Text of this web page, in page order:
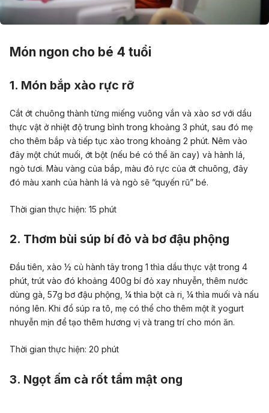
Món ngon cho bé 4 tuổi
1. Món bắp xào rực rỡ
Cắt ớt chuông thành từng miếng vuông vắn và xào sơ với dầu
thực vật ở nhiệt độ trung bình trong khoảng 3 phút, sau đó mẹ
cho thêm bắp và tiếp tục xào trong khoảng 2 phút. Nêm vào
đây một chút muối, ớt bột (nếu bé có thể ăn cay) và hành lá,
ngò tươi. Màu vàng của bắp, màu đỏ rực của ớt chuông, đây
đó màu xanh của hành lá và ngò sẽ “quyến rũ” bé.
Thời gian thực hiện: 15 phút
2. Thơm bùi súp bí đỏ và bơ đậu phộng
Đầu tiên, xào ½ củ hành tây trong 1 thìa dầu thực vật trong 4
phút, trút vào đó khoảng 400g bí đỏ xay nhuyễn, thêm nước
dùng gà, 57g bơ đậu phộng, ¼ thìa bột cà ri, ¼ thìa muối và nấu
nóng lên. Khi đổ súp ra tô, mẹ có thể cho thêm một ít yogurt
nhuyễn mịn để tạo thêm hương vị và trang trí cho món ăn.
Thời gian thực hiện: 20 phút
3. Ngọt ấm cà rốt tẩm mật ong